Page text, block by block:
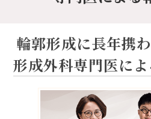
輪郭形成に長年携
形成外科専門医に